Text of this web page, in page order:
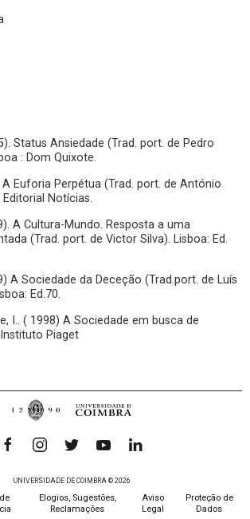
Status Ansiedade (Trad. port. de Pedro
: Dom Quixote.
A Euforia Perpétua (Trad. port. de António
Notícias.
A Cultura-Mundo. Resposta a uma
(Trad. port. de Victor Silva). Lisboa: Ed.
A Sociedade da Deceção (Trad.port. de Luís
Ed.70.
I.. ( 1998) A Sociedade em busca de
Piaget
UNIVERSIDADE DE COIMBRA © 2026
Elogios, Sugestões,
Reclamações
Aviso
Legal
Proteção de
Dados